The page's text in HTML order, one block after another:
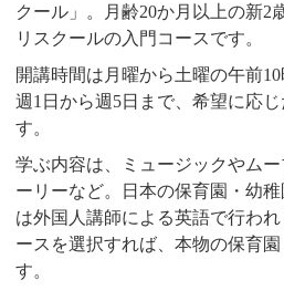
クール」。月齢20か月以上の新2
リスクールの入門コースです。
開講時間は月曜から土曜の午前10
週1日から週5日まで、希望に応
す。
学ぶ内容は、ミュージックやム
ーリーなど。日本の保育園・幼
は外国人講師による英語で行わ
ースを選択すれば、本物の保育
す。